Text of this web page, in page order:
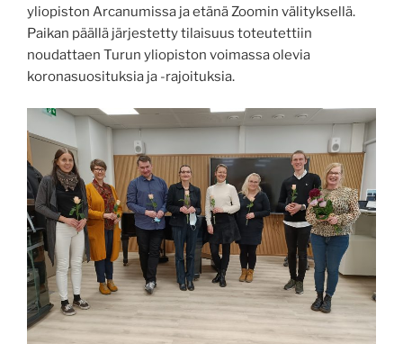
yliopiston Arcanumissa ja etänä Zoomin välityksellä.
Paikan päällä järjestetty tilaisuus toteutettiin
noudattaen Turun yliopiston voimassa olevia
koronasuosituksia ja -rajoituksia.